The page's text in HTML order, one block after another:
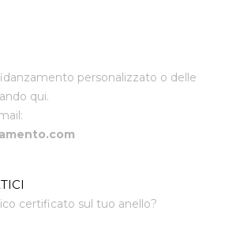
personalizzato o delle
qui.
certificato sul tuo anello?